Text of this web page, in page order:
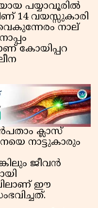
പയ്യാവൂരിൽ
14 വയസ്സുകാരി
നാല്
കോയിപ്പറ
ക്ലാസ്
നാട്ടുകാരും
ജീവൻ
ഈ